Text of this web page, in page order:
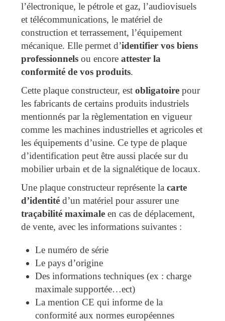
l’électronique, le pétrole et gaz, l’audiovisuels
et télécommunications, le matériel de
construction et terrassement, l’équipement
mécanique. Elle permet d’identifier vos biens
professionnels ou encore attester la
conformité de vos produits.
Cette plaque constructeur, est obligatoire pour
les fabricants de certains produits industriels
mentionnés par la règlementation en vigueur
comme les machines industrielles et agricoles et
les équipements d’usine. Ce type de plaque
d’identification peut être aussi placée sur du
mobilier urbain et de la signalétique de locaux.
Une plaque constructeur représente la carte
d’identité d’un matériel pour assurer une
traçabilité maximale en cas de déplacement,
de vente, avec les informations suivantes :
Le numéro de série
Le pays d’origine
Des informations techniques (ex : charge
maximale supportée…ect)
La mention CE qui informe de la
conformité aux normes européennes